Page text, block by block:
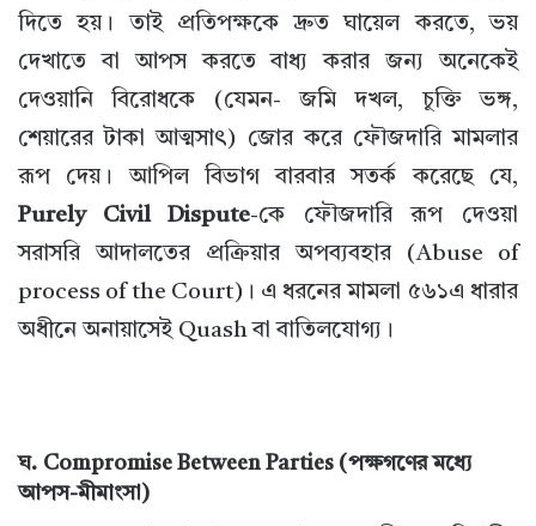
দিতে হয়। তাই প্রতিপক্ষকে দ্রুত ঘায়েল করতে, ভয়
দেখাতে বা আপস করতে বাধ্য করার জন্য অনেকেই
দেওয়ানি বিরোধকে (যেমন- জমি দখল, চুক্তি ভঙ্গ,
শেয়ারের টাকা আত্মসাৎ) জোর করে ফৌজদারি মামলার
রূপ দেয়। আপিল বিভাগ বারবার সতর্ক করেছে যে,
Purely Civil Dispute-কে ফৌজদারি রূপ দেওয়া
সরাসরি আদালতের প্রক্রিয়ার অপব্যবহার (Abuse of
process of the Court)। এ ধরনের মামলা ৫৬১এ ধারার
অধীনে অনায়াসেই Quash বা বাতিলযোগ্য।
ঘ. Compromise Between Parties (পক্ষগণের মধ্যে
আপস-মীমাংসা)